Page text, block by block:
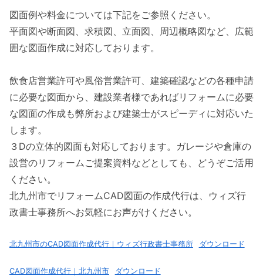
図面例や料金については下記をご参照ください。
平面図や断面図、求積図、立面図、周辺概略図など、広範
囲な図面作成に対応しております。
飲食店営業許可や風俗営業許可、建築確認などの各種申請
に必要な図面から、建設業者様であればリフォームに必要
な図面の作成も弊所および建築士がスピーディに対応いた
します。
３Dの立体的図面も対応しております。ガレージや倉庫の
設営のリフォームご提案資料などとしても、どうぞご活用
ください。
北九州市でリフォームCAD図面の作成代行は、ウィズ行
政書士事務所へお気軽にお声がけください。
北九州市のCAD図面作成代行｜ウィズ行政書士事務所 ダウンロード
CAD図面作成代行｜北九州市 ダウンロード